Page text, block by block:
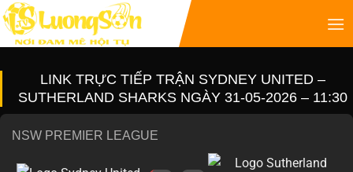
LINK TRỰC TIẾP TRẬN SYDNEY UNITED –
SUTHERLAND SHARKS NGÀY 31-05-2026 – 11:30
NSW PREMIER LEAGUE